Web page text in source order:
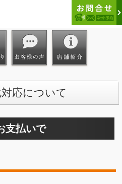
応について
支払いで